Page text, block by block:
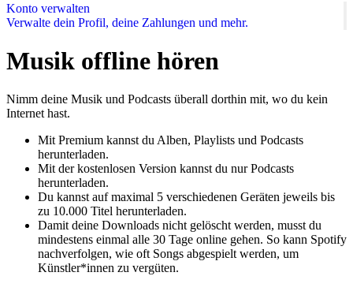
Konto verwalten
Verwalte dein Profil, deine Zahlungen und mehr.
Musik offline hören
Nimm deine Musik und Podcasts überall dorthin mit, wo du kein
Internet hast.
Mit Premium kannst du Alben, Playlists und Podcasts
herunterladen.
Mit der kostenlosen Version kannst du nur Podcasts
herunterladen.
Du kannst auf maximal 5 verschiedenen Geräten jeweils bis
zu 10.000 Titel herunterladen.
Damit deine Downloads nicht gelöscht werden, musst du
mindestens einmal alle 30 Tage online gehen. So kann Spotify
nachverfolgen, wie oft Songs abgespielt werden, um
Künstler*innen zu vergüten.